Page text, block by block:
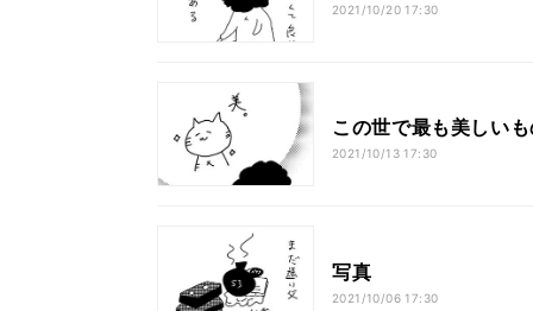
2021/10/20 17:30
この世で最も美しいも
2021/10/13 17:30
写真
2021/10/06 17:30